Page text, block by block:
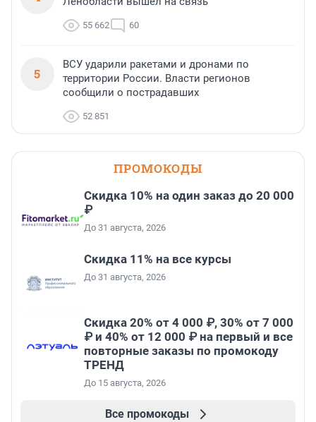
55 662 60
5
ВСУ ударили ракетами и дронами по
территории России. Власти регионов
сообщили о пострадавших
52 851
ПРОМОКОДЫ
Скидка 10% на один заказ до 20 000
₽
До 31 августа, 2026
Скидка 11% на все курсы
До 31 августа, 2026
Скидка 20% от 4 000 ₽, 30% от 7 000
₽ и 40% от 12 000 ₽ на первый и все
повторные заказы по промокоду
ТРЕНД
До 15 августа, 2026
Все промокоды